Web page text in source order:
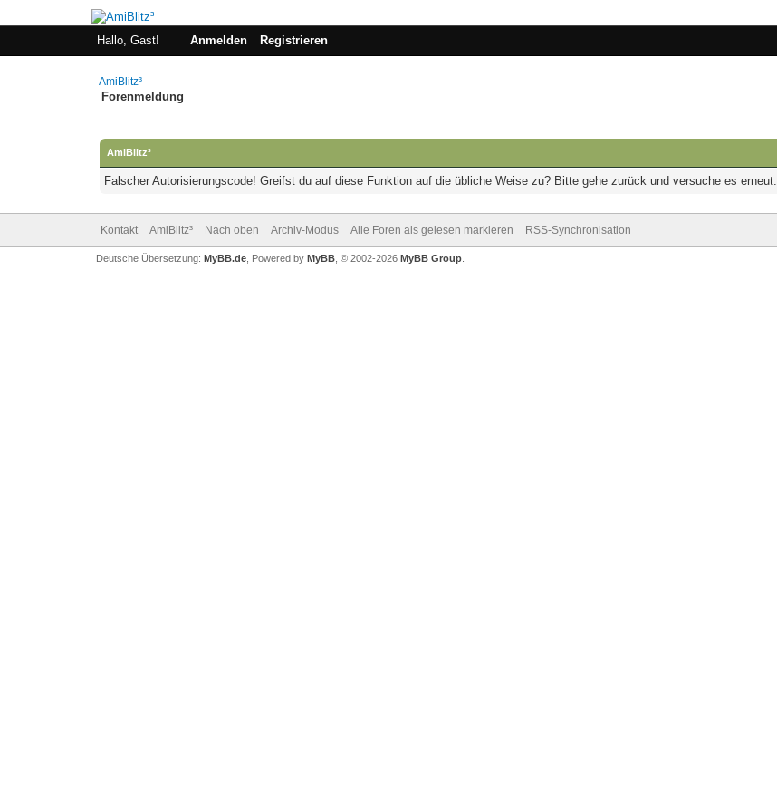
Hallo, Gast!
Anmelden Registrieren
AmiBlitz³
Forenmeldung
AmiBlitz³
Falscher Autorisierungscode! Greifst du auf diese Funktion auf die übliche Weise zu? Bitte gehe zurück und versuche es erneut.
Kontakt AmiBlitz³ Nach oben Archiv-Modus Alle Foren als gelesen markieren RSS-Synchronisation
Deutsche Übersetzung: MyBB.de, Powered by MyBB, © 2002-2026 MyBB Group.